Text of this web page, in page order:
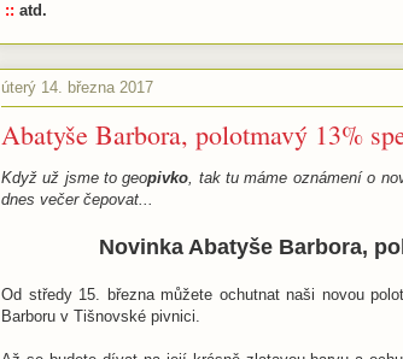
:: atd.
úterý 14. března 2017
Abatyše Barbora, polotmavý 13%
Když už jsme to geopivko, tak tu máme oznámení o
dnes večer čepovat...
Novinka Abatyše Barbora,
Od středy 15. března můžete ochutnat naši novou
Barboru v Tišnovské pivnici.